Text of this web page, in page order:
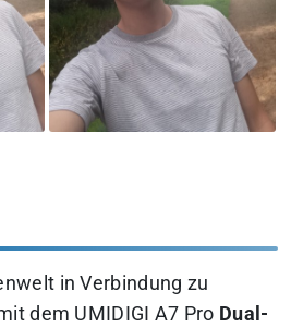
in Verbindung zu
dem UMIDIGI A7 Pro Dual-